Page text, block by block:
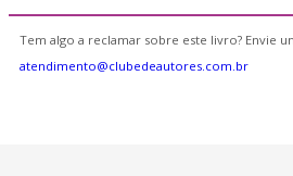
Tem algo a reclamar sobre este livro? Envie
atendimento@clubedeautores.com.br